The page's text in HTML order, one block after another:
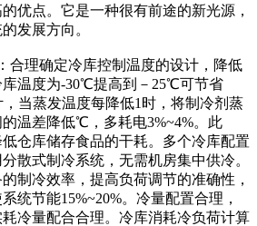
优点。它是一种很有前途的新光源，
发展方向。
理确定冷库控制温度的设计，降低
库温度为-30℃提高到－25℃可节省
当蒸发温度每降低1时，将制冷剂蒸
温差降低℃，多耗电3%~4%。此
仓库储存食品的干耗。多个冷库配置
散式制冷系统，无需机房集中供冷。
制冷效率，提高负荷调节的准确性，
统节能15%~20%。冷量配置合理，
冷量配合合理。冷库消耗冷负荷计算